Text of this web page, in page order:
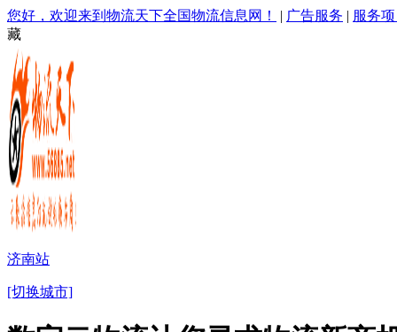
您好，欢迎来到物流天下全国物流信息网！ | 广告服务 | 服务
藏
济南站
[切换城市]